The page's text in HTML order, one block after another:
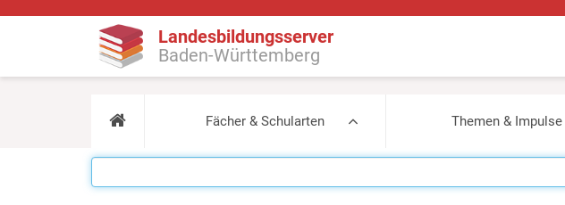
Landesbildungsserver
Baden-Württemberg
Fächer & Schularten Themen & Impulse